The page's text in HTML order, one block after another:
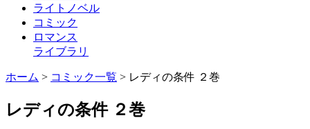
ライトノベル
コミック
ロマンス
ライブラリ
ホーム > コミック一覧 > レディの条件 ２巻
レディの条件 ２巻